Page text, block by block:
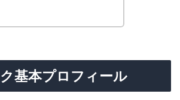
基本プロフィール